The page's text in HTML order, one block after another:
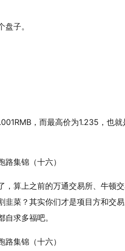
子。
，而最高价为1.235，也
算上之前的万通交易所、牛顿
菜？其实你们才是项目方和交
求多福吧。